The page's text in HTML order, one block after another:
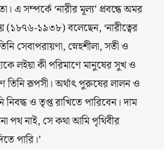
এ সম্পর্কে ‘নারীর মূল্য’ প্রবন্ধে অমর
(১৮৭৬-১৯৩৮) বলেছেন, ‘নারীত্বের
সেবাপরায়ণা, স্নেহশীলা, সতী ও
লইয়া কী পরিমাণে মানুষের সুখ ও
তিনি রূপসী। অর্থাৎ পুরুষের লালন ও
নিবদ্ধ ও তৃপ্ত রাখিতে পারিবেন। দাম
পথ নাই, সে কথা আমি পৃথিবীর
পারি।’